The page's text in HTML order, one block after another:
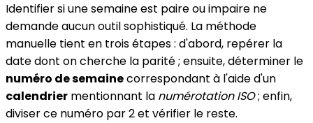
Identifier si une semaine est paire ou impaire ne
demande aucun outil sophistiqué. La méthode
manuelle tient en trois étapes : d'abord, repérer la
date dont on cherche la parité ; ensuite, déterminer le
numéro de semainecorrespondant à l'aide d'un
calendrier mentionnant la numérotation ISO; enfin,
diviser ce numéro par 2 et vérifier le reste.